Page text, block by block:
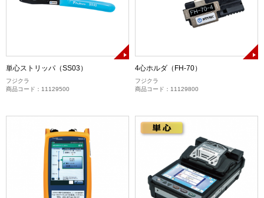
単心ストリッパ（SS03）
フジクラ
商品コード：11129500
4心ホルダ（FH-70）
フジクラ
商品コード：11129800